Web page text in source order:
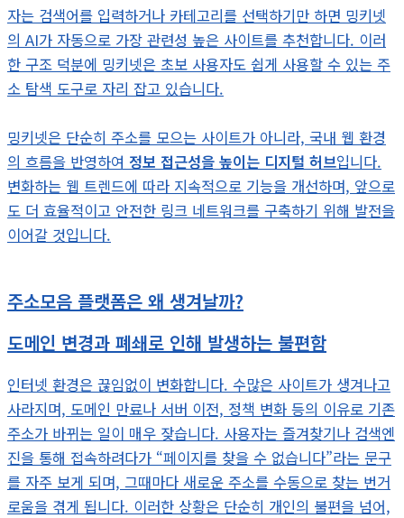
자는 검색어를 입력하거나 카테고리를 선택하기만 하면 밍키넷
의 AI가 자동으로 가장 관련성 높은 사이트를 추천합니다. 이러
한 구조 덕분에 밍키넷은 초보 사용자도 쉽게 사용할 수 있는 주
소 탐색 도구로 자리 잡고 있습니다.
밍키넷은 단순히 주소를 모으는 사이트가 아니라, 국내 웹 환경
의 흐름을 반영하여 정보 접근성을 높이는 디지털 허브입니다.
변화하는 웹 트렌드에 따라 지속적으로 기능을 개선하며, 앞으로
도 더 효율적이고 안전한 링크 네트워크를 구축하기 위해 발전을
이어갈 것입니다.
주소모음 플랫폼은 왜 생겨날까?
도메인 변경과 폐쇄로 인해 발생하는 불편함
인터넷 환경은 끊임없이 변화합니다. 수많은 사이트가 생겨나고
사라지며, 도메인 만료나 서버 이전, 정책 변화 등의 이유로 기존
주소가 바뀌는 일이 매우 잦습니다. 사용자는 즐겨찾기나 검색엔
진을 통해 접속하려다가 “페이지를 찾을 수 없습니다”라는 문구
를 자주 보게 되며, 그때마다 새로운 주소를 수동으로 찾는 번거
로움을 겪게 됩니다. 이러한 상황은 단순히 개인의 불편을 넘어,